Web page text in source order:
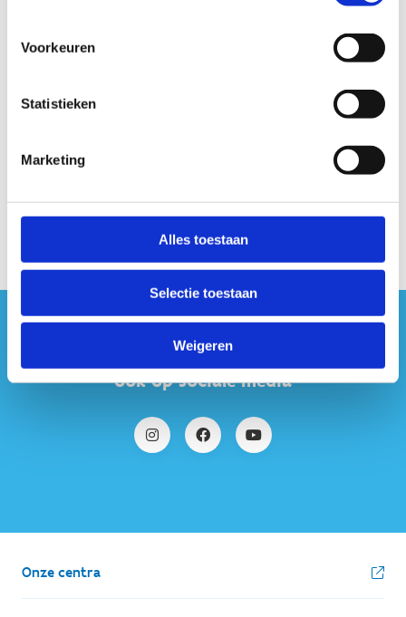
Voorkeuren
Statistieken
Marketing
Alles toestaan
Selectie toestaan
Weigeren
#sportersbelevenmeer
ook op sociale media
Onze centra